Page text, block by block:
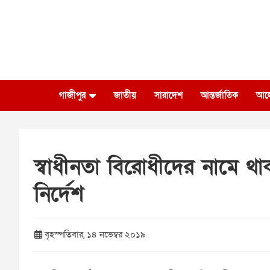
গাজীপুর জাতীয় সারাদেশ আন্তর্জাতিক
স্বাধীনতা বিরোধীদের
নির্দেশ
বৃহস্পতিবার, ১৪ নভেম্বর ২০১৯